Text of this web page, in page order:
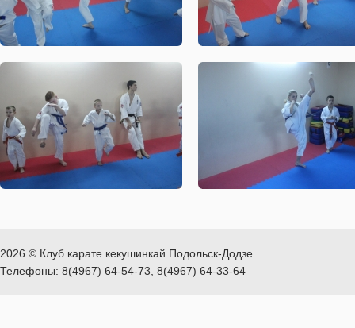
2026 © Клуб карате кекушинкай Подольск-Додзе
Телефоны: 8(4967) 64-54-73, 8(4967) 64-33-64